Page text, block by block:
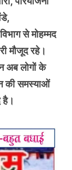
से मोहम्मद
मौजूद रहे।
अब लोगों के
की समस्याओं
है।